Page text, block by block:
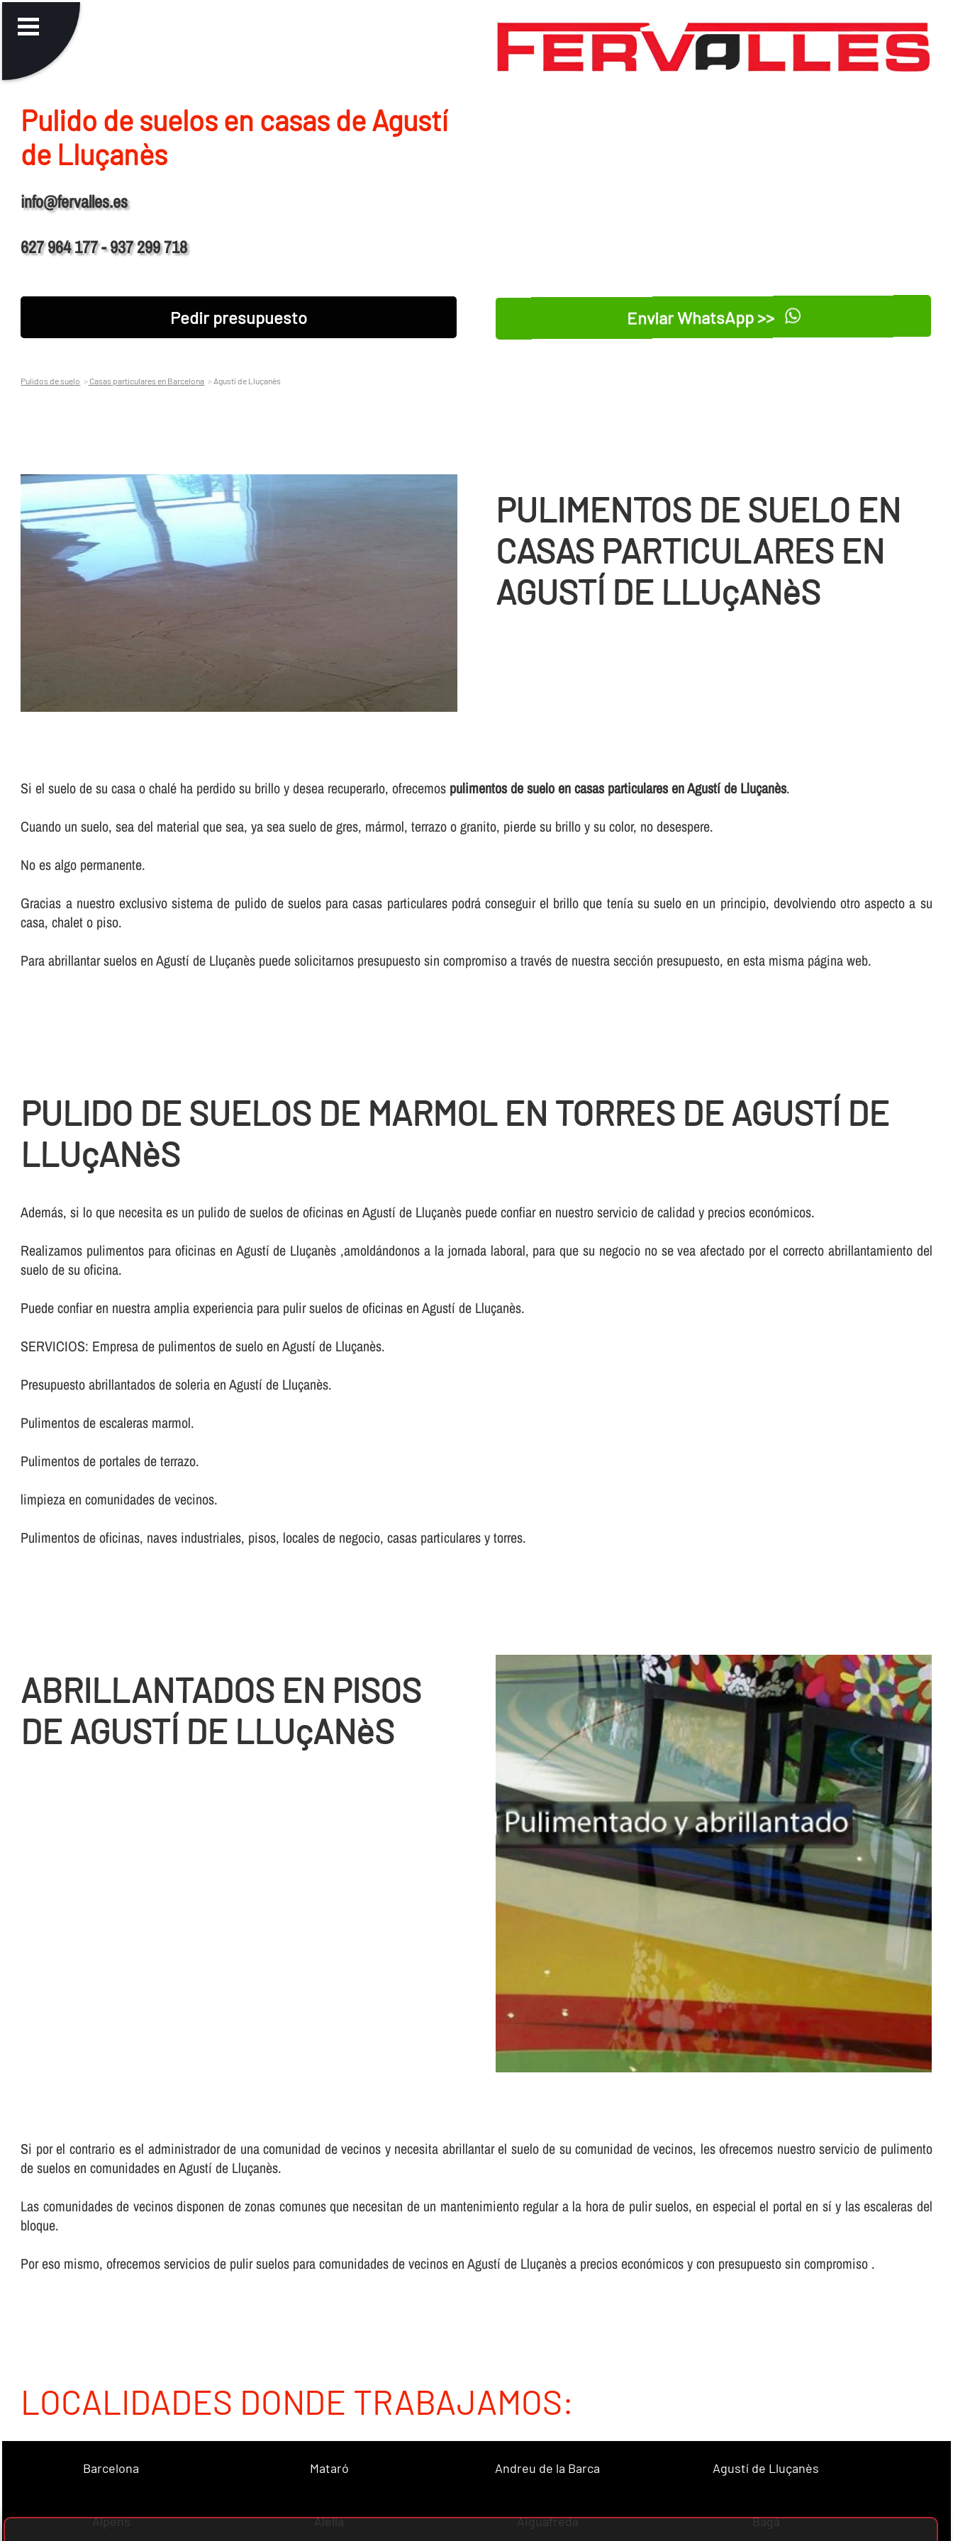
Pulido de suelos en casas de Agustí
de Lluçanès
info@fervalles.es
627 964 177 - 937 299 718
Pedir presupuesto Enviar WhatsApp >>
Pulidos de suelo Casas particulares en Barcelona Agustí de Lluçanès
PULIMENTOS DE SUELO EN
CASAS PARTICULARES EN
AGUSTÍ DE LLUçANèS
Si el suelo de su casa o chalé ha perdido su brillo y desea recuperarlo, ofrecemos pulimentos de suelo en casas particulares en Agustí de Lluçanès.
Cuando un suelo, sea del material que sea, ya sea suelo de gres, mármol, terrazo o granito, pierde su brillo y su color, no desespere.
No es algo permanente.
Gracias a nuestro exclusivo sistema de pulido de suelos para casas particulares podrá conseguir el brillo que tení­a su suelo en un principio, devolviendo otro aspecto a su
casa, chalet o piso.
Para abrillantar suelos en Agustí de Lluçanès puede solicitarnos presupuesto sin compromiso a través de nuestra sección presupuesto, en esta misma página web.
PULIDO DE SUELOS DE MARMOL EN TORRES DE AGUSTÍ DE
LLUçANèS
Además, si lo que necesita es un pulido de suelos de oficinas en Agustí de Lluçanès puede confiar en nuestro servicio de calidad y precios económicos.
Realizamos pulimentos para oficinas en Agustí de Lluçanès ,amoldándonos a la jornada laboral, para que su negocio no se vea afectado por el correcto abrillantamiento del
suelo de su oficina.
Puede confiar en nuestra amplia experiencia para pulir suelos de oficinas en Agustí de Lluçanès.
SERVICIOS: Empresa de pulimentos de suelo en Agustí de Lluçanès.
Presupuesto abrillantados de soleria en Agustí de Lluçanès.
Pulimentos de escaleras marmol.
Pulimentos de portales de terrazo.
limpieza en comunidades de vecinos.
Pulimentos de oficinas, naves industriales, pisos, locales de negocio, casas particulares y torres.
ABRILLANTADOS EN PISOS
DE AGUSTÍ DE LLUçANèS
Si por el contrario es el administrador de una comunidad de vecinos y necesita abrillantar el suelo de su comunidad de vecinos, les ofrecemos nuestro servicio de pulimento
de suelos en comunidades en Agustí de Lluçanès.
Las comunidades de vecinos disponen de zonas comunes que necesitan de un mantenimiento regular a la hora de pulir suelos, en especial el portal en sí­ y las escaleras del
bloque.
Por eso mismo, ofrecemos servicios de pulir suelos para comunidades de vecinos en Agustí de Lluçanès a precios económicos y con presupuesto sin compromiso .
LOCALIDADES DONDE TRABAJAMOS:
Barcelona Mataró Andreu de la Barca Agustí de Lluçanès
Alpens Alella Aiguafreda Bagà